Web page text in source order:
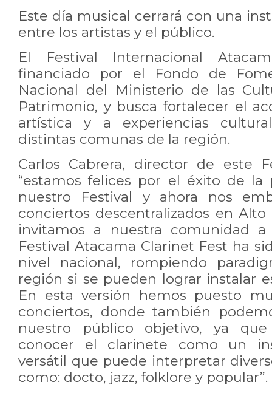
Este día musical cerrará con una
entre los artistas y el público.
El Festival Internacional
financiado por el Fondo de
Nacional del Ministerio de las
Patrimonio, y busca fortalecer el
artística y a experiencias
distintas comunas de la región.
Carlos Cabrera, director de este
“estamos felices por el éxito de la
nuestro Festival y ahora nos
conciertos descentralizados en
invitamos a nuestra comunidad a
Festival Atacama Clarinet Fest ha
nivel nacional, rompiendo
región si se pueden lograr instalar
En esta versión hemos puesto
conciertos, donde también
nuestro público objetivo, ya
conocer el clarinete como un
versátil que puede interpretar
como: docto, jazz, folklore y popular”.